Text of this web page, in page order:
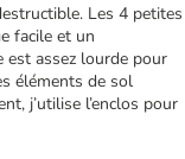
Les 4 petites
facile et un
est assez lourde pour
éléments de sol
j’utilise l’enclos pour